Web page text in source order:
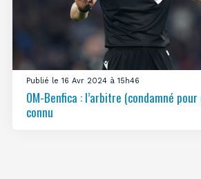
Publié le 16 Avr 2024 à 15h46
OM-Benfica : l’arbitre (condamné
connu